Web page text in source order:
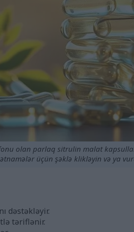
olan parlaq sitrulin malat
üçün şəklə klikləyin və ya
dəstəkləyir.
təriflənir.